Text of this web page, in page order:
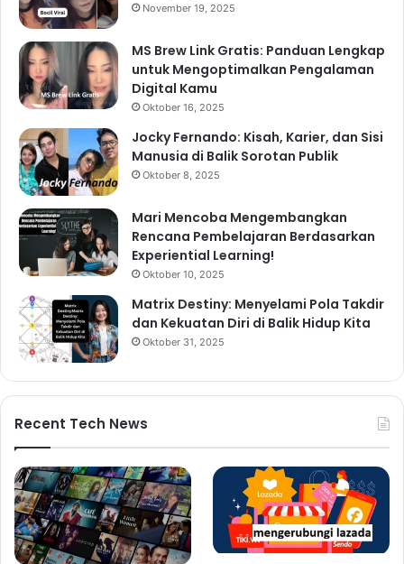
November 19, 2025
MS Brew Link Gratis: Panduan Lengkap
untuk Mengoptimalkan Pengalaman
Digital Kamu
Oktober 16, 2025
Jocky Fernando: Kisah, Karier, dan Sisi
Manusia di Balik Sorotan Publik
Oktober 8, 2025
Mari Mencoba Mengembangkan
Rencana Pembelajaran Berdasarkan
Experiential Learning!
Oktober 10, 2025
Matrix Destiny: Menyelami Pola Takdir
dan Kekuatan Diri di Balik Hidup Kita
Oktober 31, 2025
Recent Tech News